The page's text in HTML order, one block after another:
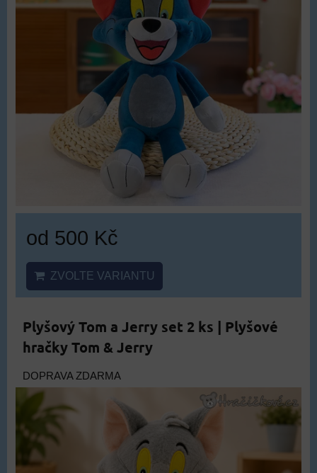
od 500 Kč
ZVOLTE VARIANTU
Plyšový Tom a Jerry set 2 ks | Plyšové
hračky Tom & Jerry
DOPRAVA ZDARMA